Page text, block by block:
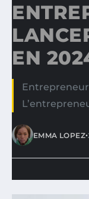
EN
EMMA LOPEZ•